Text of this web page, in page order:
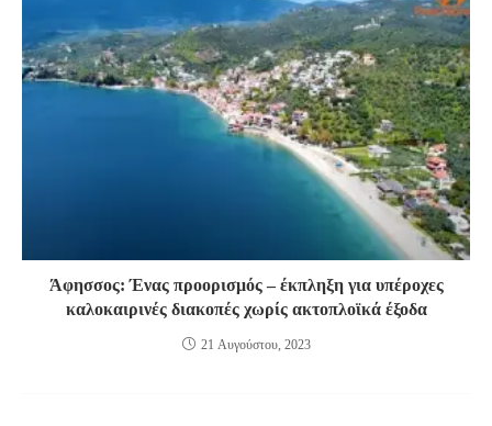
Άφησσος: Ένας προορισμός – έκπληξη για υπέροχες
καλοκαιρινές διακοπές χωρίς ακτοπλοϊκά έξοδα
21 Αυγούστου, 2023